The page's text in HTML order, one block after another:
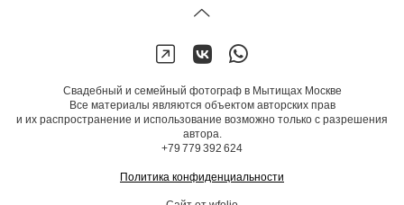
Свадебный и семейный фотограф в Мытищах Москве
Все материалы являются объектом авторских прав
и их распространение и использование возможно только с разрешения
автора.
+79 779 392 624
Политика конфиденциальности